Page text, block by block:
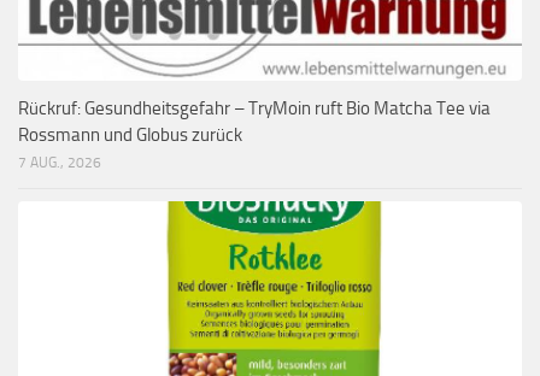
Rückruf: Gesundheitsgefahr – TryMoin ruft Bio Matcha Tee via
Rossmann und Globus zurück
7 AUG., 2026